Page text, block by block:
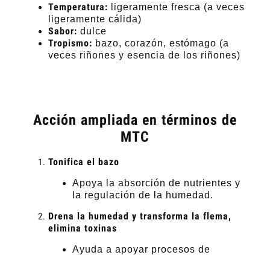
Temperatura: ligeramente fresca (a veces
ligeramente cálida)
Sabor: dulce
Tropismo: bazo, corazón, estómago (a
veces riñones y esencia de los riñones)
Acción ampliada en términos de
MTC
Tonifica el bazo
Apoya la absorción de nutrientes y
la regulación de la humedad.
Drena la humedad y transforma la flema,
elimina toxinas
Ayuda a apoyar procesos de